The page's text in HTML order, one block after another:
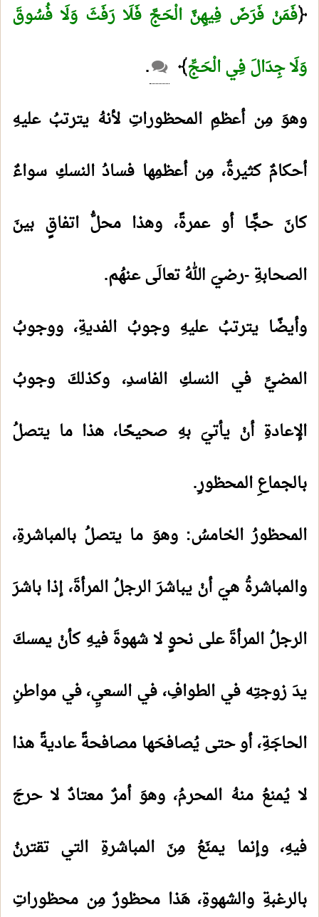
﴿فَمَنْ فَرَضَ فِيهِنَّ الْحَجَّ فَلَا رَفَثَ وَلَا فُسُوقَ
وَلَا جِدَالَ فِي الْحَجِّ﴾
.
وهوَ مِن أعظمِ المحظوراتِ لأنهُ يترتبُ عليهِ
أحكامٌ كثيرةٌ، مِن أعظمِها فسادُ النسكِ سواءٌ
كانَ حجًّا أو عمرةً، وهذا محلُّ اتفاقٍ بينَ
الصحابةِ -رضيَ اللهُ تعالَى عنهُم.
وأيضًا يترتبُ عليهِ وجوبُ الفديةِ، ووجوبُ
المضيِّ في النسكِ الفاسدِ، وكذلكَ وجوبُ
الإعادةِ أنْ يأتيَ بهِ صحيحًا، هذا ما يتصلُ
بالجماعِ المحظورِ.
المحظورُ الخامسُ: وهوَ ما يتصلُ بالمباشرةِ،
والمباشرةُ هيَ أنْ يباشرَ الرجلُ المرأةَ، إذا باشرَ
الرجلُ المرأةَ على نحوٍ لا شهوةَ فيهِ كأنْ يمسكَ
يدَ زوجتِه في الطوافِ، في السعيِ، في مواطنِ
الحاجَةِ، أو حتى يُصافحَها مصافحةً عاديةً هذا
لا يُمنعُ منهُ المحرمُ، وهوَ أمرٌ معتادٌ لا حرجَ
فيهِ، وإنما يمنَعُ مِنَ المباشرةِ التي تقترنُ
بالرغبةِ والشهوةِ، هَذا محظورٌ مِن محظوراتِ